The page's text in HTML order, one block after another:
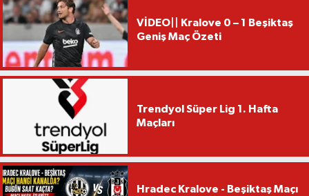
VİDEO|| Kralove 0 – 1 Beşiktaş
Geniş Maç Özeti
Trendyol Süper Lig 1. Hafta
Maçları
Hradec Kralove - Beşiktaş Maçı